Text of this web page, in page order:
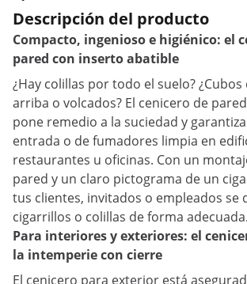
Descripción del producto
Compacto, ingenioso e higiénico: el
pared con inserto abatible
¿Hay colillas por todo el suelo?
arriba o volcados? El cenicero de
pone remedio a la suciedad y
entrada o de fumadores limpia en
restaurantes u oficinas. Con un
pared y un claro pictograma de un
tus clientes, invitados o empleados se
cigarrillos o colillas de forma adecuada.
Para interiores y exteriores: el
la intemperie con cierre
El cenicero para exterior está